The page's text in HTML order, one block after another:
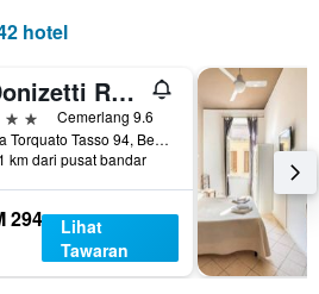
hotel
Donizetti Royal
Cemerlang 9.6
Via Torquato Tasso 94, Bergamo, Bergamo, Itali
km dari pusat bandar
294
Lihat
Tawaran